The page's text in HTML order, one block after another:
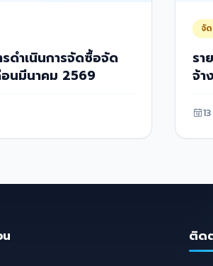
ดำเนินการจัดซื้อจัด
อนมีนาคม 2569
จั
รา
จ้า
ติด